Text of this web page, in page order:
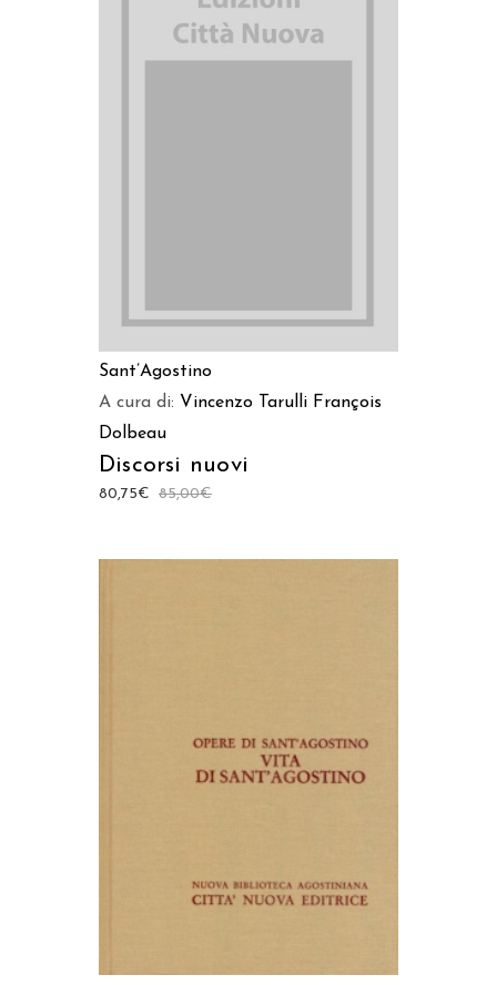
Sant’Agostino
A cura di: Vincenzo Tarulli François
Dolbeau
Discorsi nuovi
85,00€
80,75€
AGGIUNGI AL CARRELLO